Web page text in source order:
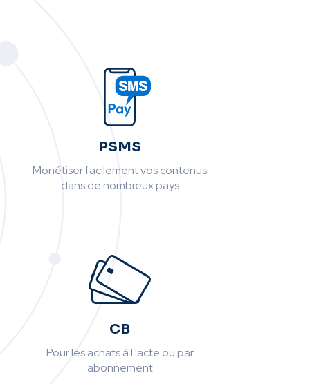
PSMS
Monétiser facilement vos contenus
dans de nombreux pays
CB
Pour les achats à l 'acte ou par
abonnement